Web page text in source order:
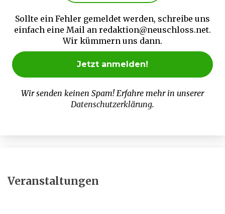
Sollte ein Fehler gemeldet werden, schreibe uns
einfach eine Mail an redaktion@neuschloss.net.
Wir kümmern uns dann.
Wir senden keinen Spam! Erfahre mehr in unserer
Datenschutzerklärung.
Veranstaltungen